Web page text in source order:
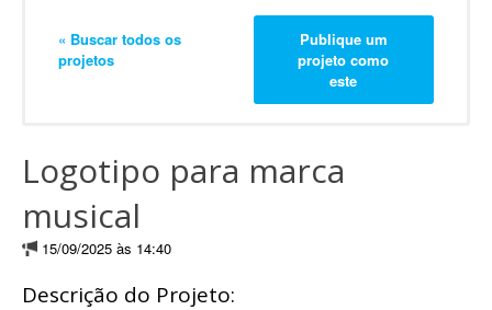
« Buscar todos os
projetos
Publique um
projeto como
este
Logotipo para marca
musical
15/09/2025 às 14:40
Descrição do Projeto: